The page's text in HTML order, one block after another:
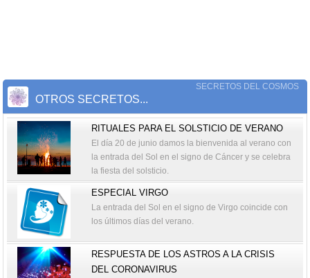
SECRETOS DEL COSMOS
OTROS SECRETOS...
RITUALES PARA EL SOLSTICIO DE VERANO
El día 20 de junio damos la bienvenida al verano con
la entrada del Sol en el signo de Cáncer y se celebra
la fiesta del solsticio.
ESPECIAL VIRGO
La entrada del Sol en el signo de Virgo coincide con
los últimos días del verano.
RESPUESTA DE LOS ASTROS A LA CRISIS
DEL CORONAVIRUS